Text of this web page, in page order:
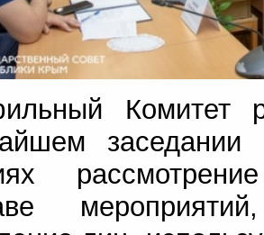
Комитет